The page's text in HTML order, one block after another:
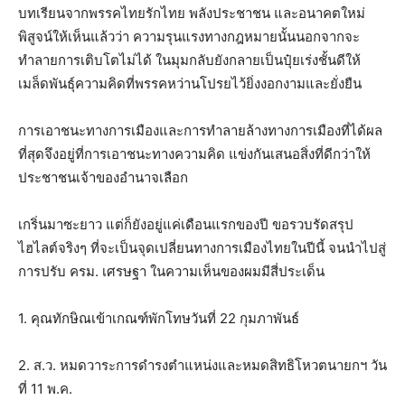
บทเรียนจากพรรคไทยรักไทย พลังประชาชน และอนาคตใหม่
พิสูจน์ให้เห็นแล้วว่า ความรุนแรงทางกฎหมายนั้นนอกจากจะ
ทำลายการเติบโตไม่ได้ ในมุมกลับยังกลายเป็นปุ๋ยเร่งชั้นดีให้
เมล็ดพันธุ์ความคิดที่พรรคหว่านโปรยไว้ยิ่งงอกงามและยั่งยืน
การเอาชนะทางการเมืองและการทำลายล้างทางการเมืองที่ได้ผล
ที่สุดจึงอยู่ที่การเอาชนะทางความคิด แข่งกันเสนอสิ่งที่ดีกว่าให้
ประชาชนเจ้าของอำนาจเลือก
เกริ่นมาซะยาว แต่ก็ยังอยู่แค่เดือนแรกของปี ขอรวบรัดสรุป
ไฮไลต์จริงๆ ที่จะเป็นจุดเปลี่ยนทางการเมืองไทยในปีนี้ จนนำไปสู่
การปรับ ครม. เศรษฐา ในความเห็นของผมมีสี่ประเด็น
1. คุณทักษิณเข้าเกณฑ์พักโทษวันที่ 22 กุมภาพันธ์
2. ส.ว. หมดวาระการดำรงตำแหน่งและหมดสิทธิโหวตนายกฯ วัน
ที่ 11 พ.ค.